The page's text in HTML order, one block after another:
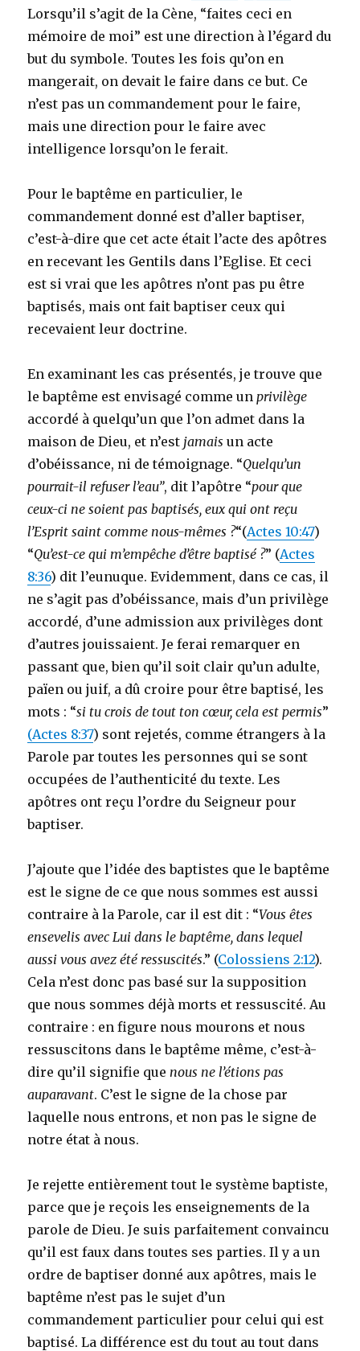
Lorsqu’il s’agit de la Cène, “faites ceci en
mémoire de moi” est une direction à l’égard du
but du symbole. Toutes les fois qu’on en
mangerait, on devait le faire dans ce but. Ce
n’est pas un commandement pour le faire,
mais une direction pour le faire avec
intelligence lorsqu’on le ferait.
Pour le baptême en particulier, le
commandement donné est d’aller baptiser,
c’est-à-dire que cet acte était l’acte des apôtres
en recevant les Gentils dans l’Eglise. Et ceci
est si vrai que les apôtres n’ont pas pu être
baptisés, mais ont fait baptiser ceux qui
recevaient leur doctrine.
En examinant les cas présentés, je trouve que
le baptême est envisagé comme un privilège
accordé à quelqu’un que l’on admet dans la
maison de Dieu, et n’est jamais un acte
d’obéissance, ni de témoignage. “Quelqu’un
pourrait-il refuser l’eau”, dit l’apôtre “pour que
ceux-ci ne soient pas baptisés, eux qui ont reçu
l’Esprit saint comme nous-mêmes ?“(Actes 10:47)
“Qu’est-ce qui m’empêche d’être baptisé ?” (Actes
8:36) dit l’eunuque. Evidemment, dans ce cas, il
ne s’agit pas d’obéissance, mais d’un privilège
accordé, d’une admission aux privilèges dont
d’autres jouissaient. Je ferai remarquer en
passant que, bien qu’il soit clair qu’un adulte,
païen ou juif, a dû croire pour être baptisé, les
mots : “si tu crois de tout ton cœur, cela est permis”
(Actes 8:37) sont rejetés, comme étrangers à la
Parole par toutes les personnes qui se sont
occupées de l’authenticité du texte. Les
apôtres ont reçu l’ordre du Seigneur pour
baptiser.
J’ajoute que l’idée des baptistes que le baptême
est le signe de ce que nous sommes est aussi
contraire à la Parole, car il est dit : “Vous êtes
ensevelis avec Lui dans le baptême, dans lequel
aussi vous avez été ressuscités.” (Colossiens 2:12).
Cela n’est donc pas basé sur la supposition
que nous sommes déjà morts et ressuscité. Au
contraire : en figure nous mourons et nous
ressuscitons dans le baptême même, c’est-à-
dire qu’il signifie que nous ne l’étions pas
auparavant. C’est le signe de la chose par
laquelle nous entrons, et non pas le signe de
notre état à nous.
Je rejette entièrement tout le système baptiste,
parce que je reçois les enseignements de la
parole de Dieu. Je suis parfaitement convaincu
qu’il est faux dans toutes ses parties. Il y a un
ordre de baptiser donné aux apôtres, mais le
baptême n’est pas le sujet d’un
commandement particulier pour celui qui est
baptisé. La différence est du tout au tout dans